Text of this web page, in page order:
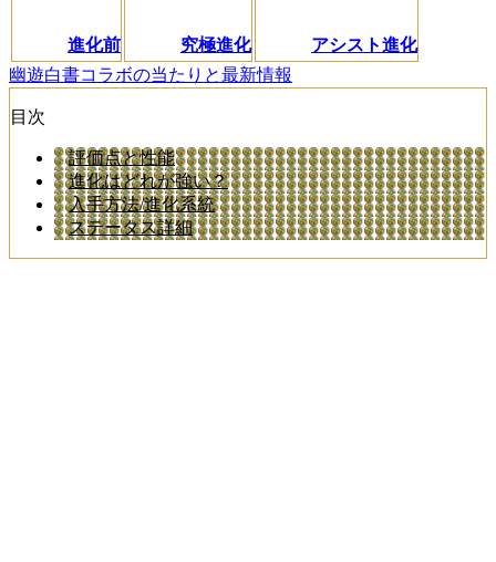
進化前 究極進化
アシスト進化
幽遊白書コラボの当たりと最新情報
目次
評価点と性能
進化はどれが強い？
入手方法/進化系統
ステータス詳細